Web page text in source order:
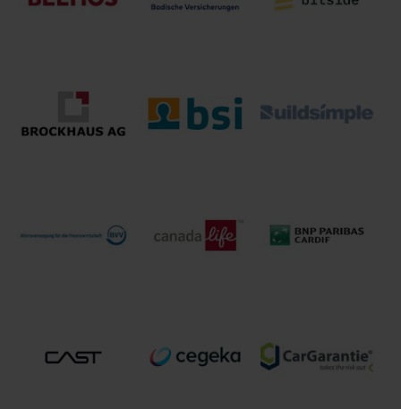
BELTIOS GmbH Gemeinde-
Versicherungs-
Verband
bitside GmbH
BROCKHAUS AG Systems
Integration AG
Buildsimple
des Bankgewerbes
a.G.
Assurance
Europe plc
Allgemeine
Versicherung